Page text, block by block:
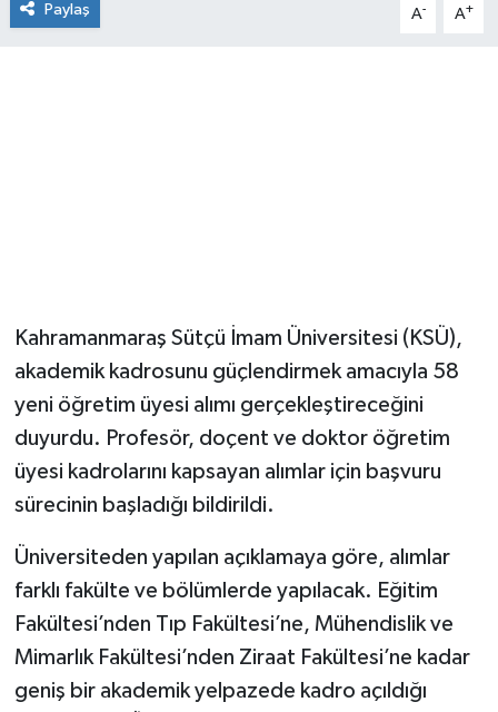
Paylaş A- A+
Kahramanmaraş Sütçü İmam Üniversitesi (KSÜ),
akademik kadrosunu güçlendirmek amacıyla 58
yeni öğretim üyesi alımı gerçekleştireceğini
duyurdu. Profesör, doçent ve doktor öğretim
üyesi kadrolarını kapsayan alımlar için başvuru
sürecinin başladığı bildirildi.
Üniversiteden yapılan açıklamaya göre, alımlar
farklı fakülte ve bölümlerde yapılacak. Eğitim
Fakültesi’nden Tıp Fakültesi’ne, Mühendislik ve
Mimarlık Fakültesi’nden Ziraat Fakültesi’ne kadar
geniş bir akademik yelpazede kadro açıldığı